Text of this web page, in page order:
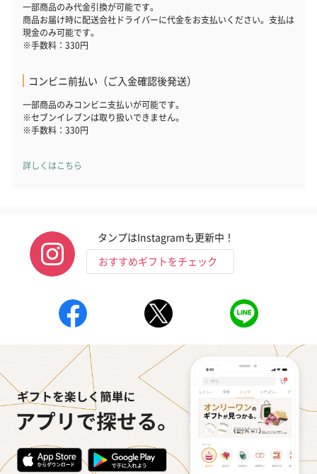
一部商品のみ代金引換が可能です。
商品お届け時に配送会社ドライバーに代金をお支払いください。支払は
現金のみ可能です。
※手数料：330円
コンビニ前払い（ご入金確認後発送）
一部商品のみコンビニ支払いが可能です。
※セブンイレブンは取り扱いできません。
※手数料：330円
詳しくはこちら
タンプはInstagramも更新中！
おすすめギフトをチェック